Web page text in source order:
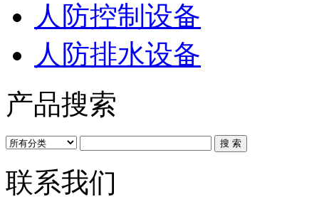
人防控制设备
人防排水设备
产品搜索
联系我们